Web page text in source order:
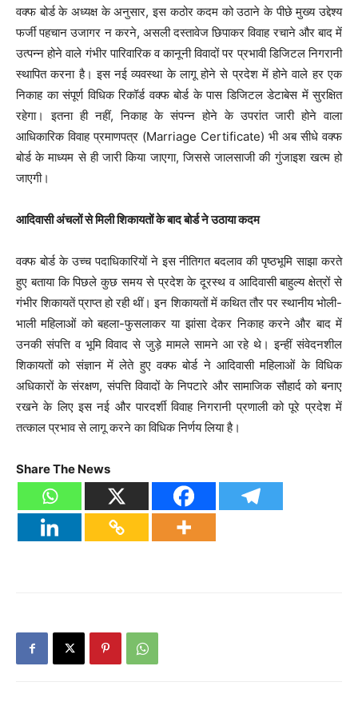
वक्फ बोर्ड के अध्यक्ष के अनुसार, इस कठोर कदम को उठाने के पीछे मुख्य उद्देश्य
फर्जी पहचान उजागर न करने, असली दस्तावेज छिपाकर विवाह रचाने और बाद में
उत्पन्न होने वाले गंभीर पारिवारिक व कानूनी विवादों पर प्रभावी डिजिटल निगरानी
स्थापित करना है। इस नई व्यवस्था के लागू होने से प्रदेश में होने वाले हर एक
निकाह का संपूर्ण विधिक रिकॉर्ड वक्फ बोर्ड के पास डिजिटल डेटाबेस में सुरक्षित
रहेगा। इतना ही नहीं, निकाह के संपन्न होने के उपरांत जारी होने वाला
आधिकारिक विवाह प्रमाणपत्र (Marriage Certificate) भी अब सीधे वक्फ
बोर्ड के माध्यम से ही जारी किया जाएगा, जिससे जालसाजी की गुंजाइश खत्म हो
जाएगी।
आदिवासी अंचलों से मिली शिकायतों के बाद बोर्ड ने उठाया कदम
वक्फ बोर्ड के उच्च पदाधिकारियों ने इस नीतिगत बदलाव की पृष्ठभूमि साझा करते
हुए बताया कि पिछले कुछ समय से प्रदेश के दूरस्थ व आदिवासी बाहुल्य क्षेत्रों से
गंभीर शिकायतें प्राप्त हो रही थीं। इन शिकायतों में कथित तौर पर स्थानीय भोली-
भाली महिलाओं को बहला-फुसलाकर या झांसा देकर निकाह करने और बाद में
उनकी संपत्ति व भूमि विवाद से जुड़े मामले सामने आ रहे थे। इन्हीं संवेदनशील
शिकायतों को संज्ञान में लेते हुए वक्फ बोर्ड ने आदिवासी महिलाओं के विधिक
अधिकारों के संरक्षण, संपत्ति विवादों के निपटारे और सामाजिक सौहार्द को बनाए
रखने के लिए इस नई और पारदर्शी विवाह निगरानी प्रणाली को पूरे प्रदेश में
तत्काल प्रभाव से लागू करने का विधिक निर्णय लिया है।
Share The News